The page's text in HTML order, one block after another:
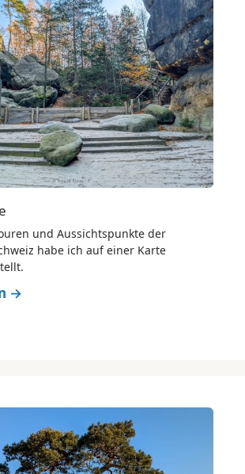
und Aussichtspunkte der
habe ich auf einer Karte
→